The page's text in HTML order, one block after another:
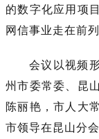
的数字化应用项
网信事业走在前列
会议以视频
州市委常委、昆
陈丽艳，市人大
市领导在昆山分